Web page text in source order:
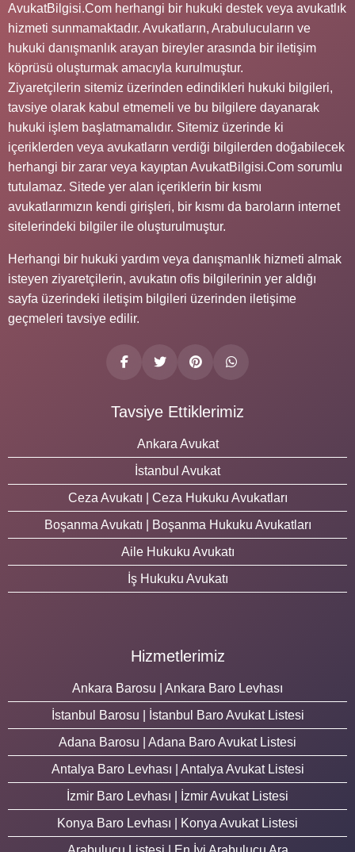
AvukatBilgisi.Com herhangi bir hukuki destek veya avukatlık
hizmeti sunmamaktadır. Avukatların, Arabulucuların ve
hukuki danışmanlık arayan bireyler arasında bir iletişim
köprüsü oluşturmak amacıyla kurulmuştur.
Ziyaretçilerin sitemiz üzerinden edindikleri hukuki bilgileri,
tavsiye olarak kabul etmemeli ve bu bilgilere dayanarak
hukuki işlem başlatmamalıdır. Sitemiz üzerinde ki
içeriklerden veya avukatların verdiği bilgilerden doğabilecek
herhangi bir zarar veya kayıptan AvukatBilgisi.Com sorumlu
tutulamaz. Sitede yer alan içeriklerin bir kısmı
avukatlarımızın kendi girişleri, bir kısmı da baroların internet
sitelerindeki bilgiler ile oluşturulmuştur.
Herhangi bir hukuki yardım veya danışmanlık hizmeti almak
isteyen ziyaretçilerin, avukatın ofis bilgilerinin yer aldığı
sayfa üzerindeki iletişim bilgileri üzerinden iletişime
geçmeleri tavsiye edilir.
Tavsiye Ettiklerimiz
Ankara Avukat
İstanbul Avukat
Ceza Avukatı | Ceza Hukuku Avukatları
Boşanma Avukatı | Boşanma Hukuku Avukatları
Aile Hukuku Avukatı
İş Hukuku Avukatı
Hizmetlerimiz
Ankara Barosu | Ankara Baro Levhası
İstanbul Barosu | İstanbul Baro Avukat Listesi
Adana Barosu | Adana Baro Avukat Listesi
Antalya Baro Levhası | Antalya Avukat Listesi
İzmir Baro Levhası | İzmir Avukat Listesi
Konya Baro Levhası | Konya Avukat Listesi